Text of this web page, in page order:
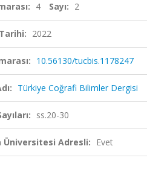
4 Sayı: 2
2022
10.56130/tucbis.1178247
Türkiye Coğrafi Bilimler Dergisi
ss.20-30
Üniversitesi Adresli: Evet